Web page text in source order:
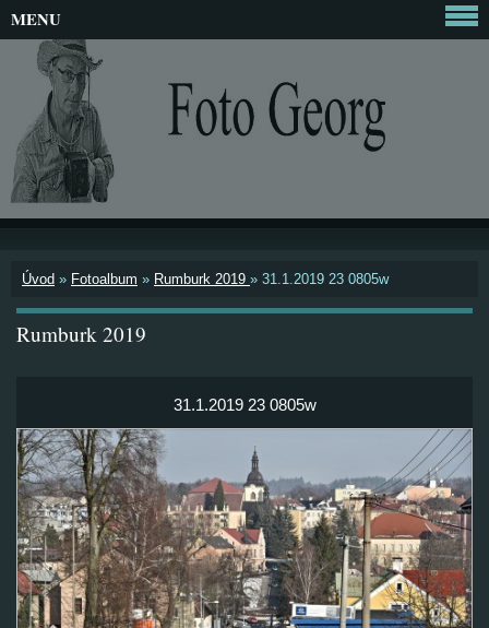
Úvod » Fotoalbum » Rumburk 2019 » 31.1.2019 23 0805w
Rumburk 2019
31.1.2019 23 0805w
MENU